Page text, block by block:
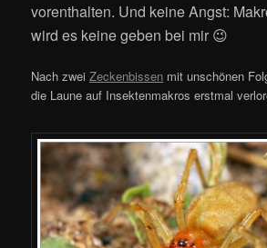
vorenthalten. Und keine Angst:
wird es keine geben bei mir 😉
Nach zweiZeckenbissen mit unschönen
die Laune auf Insektenmakros erstmal